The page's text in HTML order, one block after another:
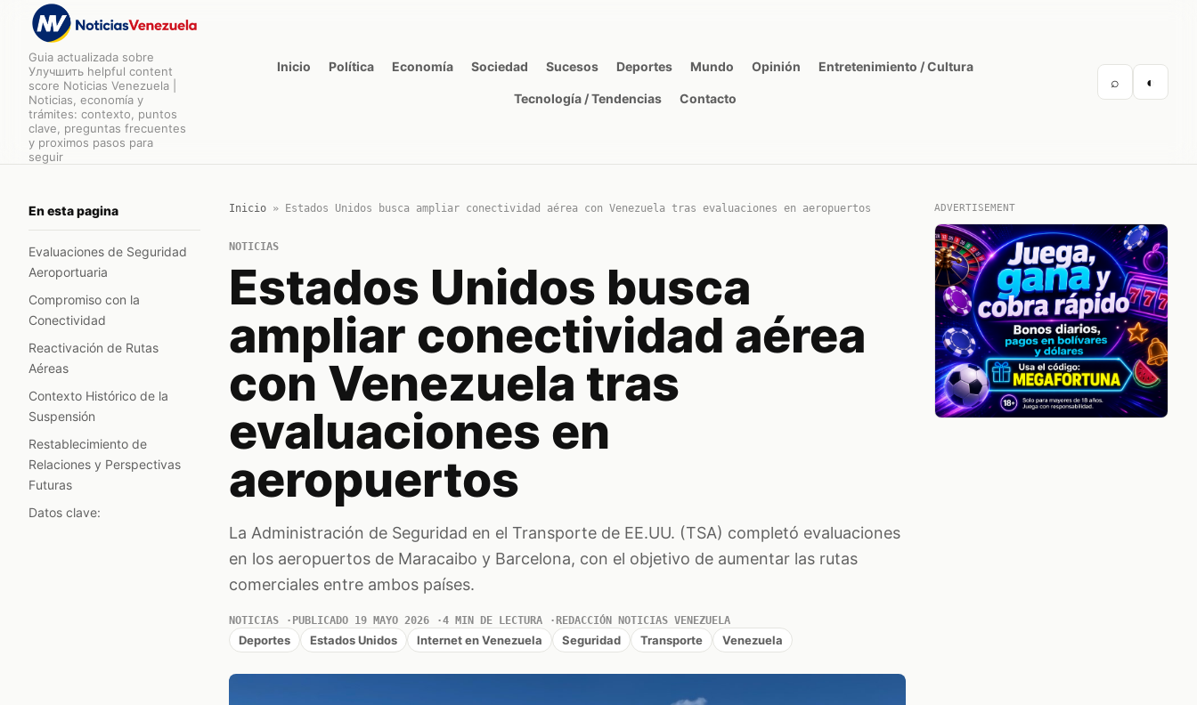
Guia actualizada sobre
Улучшить helpful content
score Noticias Venezuela |
Noticias, economía y
trámites: contexto, puntos
clave, preguntas frecuentes
y proximos pasos para
seguir
Inicio Política Economía Sociedad Sucesos Deportes Mundo Opinión Entretenimiento / Cultura
Tecnología / Tendencias Contacto
⌕ ◐
En esta pagina
Evaluaciones de Seguridad
Aeroportuaria
Compromiso con la
Conectividad
Reactivación de Rutas
Aéreas
Contexto Histórico de la
Suspensión
Restablecimiento de
Relaciones y Perspectivas
Futuras
Datos clave:
Inicio» Estados Unidos busca ampliar conectividad aérea con Venezuela tras evaluaciones en aeropuertos
NOTICIAS
Estados Unidos busca
ampliar conectividad aérea
con Venezuela tras
evaluaciones en
aeropuertos
La Administración de Seguridad en el Transporte de EE.UU. (TSA) completó evaluaciones
en los aeropuertos de Maracaibo y Barcelona, con el objetivo de aumentar las rutas
comerciales entre ambos países.
NOTICIAS PUBLICADO 19 MAYO 2026 4 MIN DE LECTURA REDACCIÓN NOTICIAS VENEZUELA
Deportes Estados Unidos Internet en Venezuela Seguridad Transporte Venezuela
ADVERTISEMENT